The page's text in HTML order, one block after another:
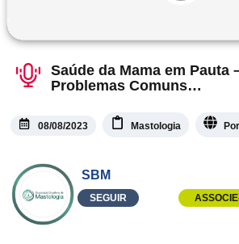
Saúde da Mama em Pauta
Problemas Comuns
que Faço para Resolver?
08/08/2023 Mastologia
SBM
SEGUIR